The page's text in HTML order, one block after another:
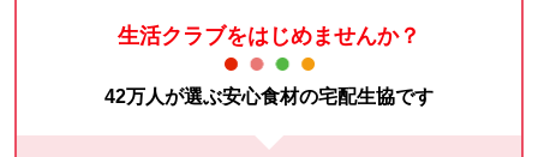
生活クラブをはじめませんか？
42万人が選ぶ安心食材の宅配生協です